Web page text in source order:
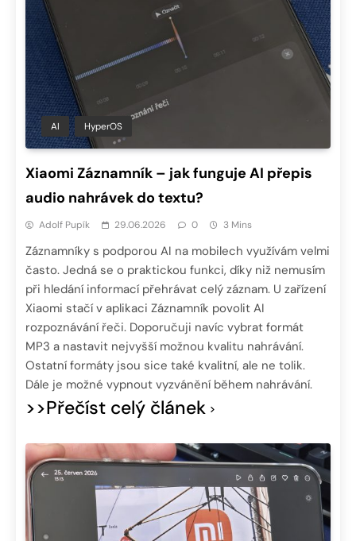
AI HyperOS
Xiaomi Záznamník – jak funguje AI přepis
audio nahrávek do textu?
Adolf Pupík 29.06.2026 0 3 Mins
Záznamníky s podporou AI na mobilech využívám velmi
často. Jedná se o praktickou funkci, díky niž nemusím
při hledání informací přehrávat celý záznam. U zařízení
Xiaomi stačí v aplikaci Záznamník povolit AI
rozpoznávání řeči. Doporučuji navíc vybrat formát
MP3 a nastavit nejvyšší možnou kvalitu nahrávání.
Ostatní formáty jsou sice také kvalitní, ale ne tolik.
Dále je možné vypnout vyzvánění během nahrávání.
>>Přečíst celý článek